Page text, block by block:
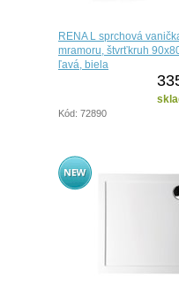
RENA L sprchová
mramoru, štvrťkruh
ľavá, biela
Kód: 72890